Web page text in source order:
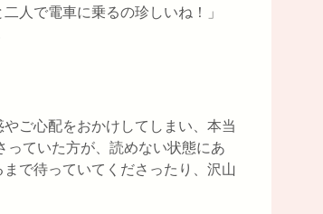
人で電車に乗るの珍しいね！」
ご心配をおかけしてしまい、本当
っていた方が、読めない状態にあ
で待っていてくださったり、沢山